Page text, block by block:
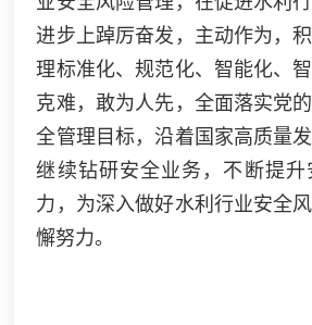
进步上踔厉奋发，主动作为，
理标准化、规范化、智能化、
克难，敢为人先，全面落实党
全管理目标，沿着国家高质量发
继续钻研安全业务，不断提
力，为深入做好水利行业安全
懈努力。